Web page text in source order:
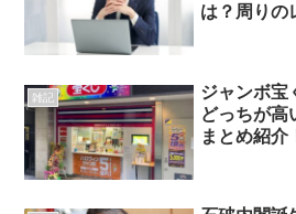
は？周りの
雑記
ジャンボ宝
どっちが高
まとめ紹介